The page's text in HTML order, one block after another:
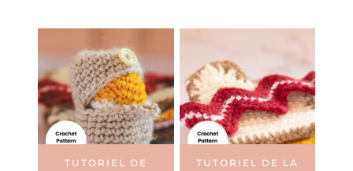
TUTORIEL DE
TUTORIEL DE LA